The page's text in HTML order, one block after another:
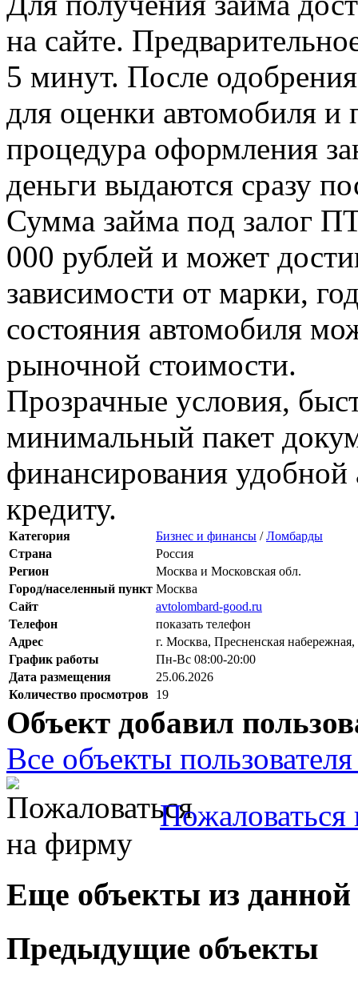
на сайте.
5 минут. После
для оценки автомобиля и
процедура оформления
деньги выдаются сразу
Сумма займа под залог
000 рублей и может
зависимости от марки,
состояния автомобиля
рыночной стоимости.
Прозрачные условия,
минимальный пакет
финансирования удобной
кредиту.
Категория Бизнес и финансы /Ломбарды
Страна
Россия
Регион
Москва и Московская обл.
Город/населенный пункт Москва
Сайт
avtolombard-good.ru
Телефон
показать телефон
Адрес
г. Москва, Пресненская набережная,
График работы
Пн-Вс 08:00-20:00
Дата размещения
25.06.2026
Количество просмотров 19
Объект добавил
Все объекты
Еще объекты из данной
Предыдущие объекты